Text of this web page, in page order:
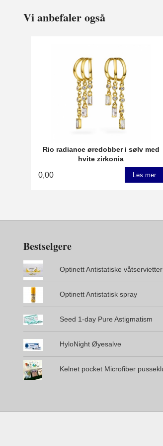
Vi anbefaler også
Rio radiance øredobber i sølv med
hvite zirkonia
0,00 Les mer
Bestselgere
Optinett Antistatiske våtservietter
Optinett Antistatisk spray
Seed 1-day Pure Astigmatism
HyloNight Øyesalve
Kelnet pocket Microfiber